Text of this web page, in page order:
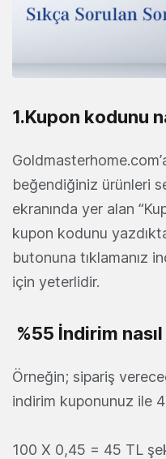
1.Kupon kodunu
beğendiğiniz ürünleri
ekranında yer alan
kupon kodunu
butonuna tıklamanız
için yeterlidir.
%55 İndirim
Örneğin; sipariş
indirim kuponunuz ile
100 X 0,45 = 45 TL